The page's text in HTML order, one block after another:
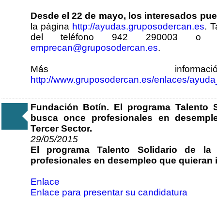
Desde el 22 de mayo, los interesados
la página http://ayudas.gruposodercan.es.
del teléfono 942 290003 o
emprecan@gruposodercan.es.
Más
http://www.gruposodercan.es/enlaces/
Fundación Botín. El programa Talento
busca once profesionales en
Tercer Sector.
29/05/2015
El programa Talento Solidario de
profesionales en desempleo que quieran
Enlace
Enlace para presentar su candidatura